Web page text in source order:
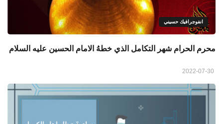
انفوجرافيك حسيني
محرم الحرام شهر التكامل الذي خطهُ الامام الحسين عليه السلام